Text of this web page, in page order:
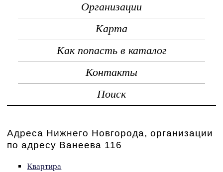
Организации
Карта
Как попасть в каталог
Контакты
Поиск
Адреса Нижнего Новгорода, организации
по адресу Ванеева 116
Квартира